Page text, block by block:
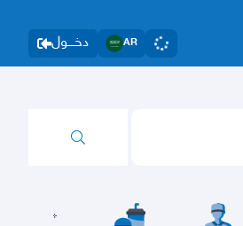
دخــــول AR